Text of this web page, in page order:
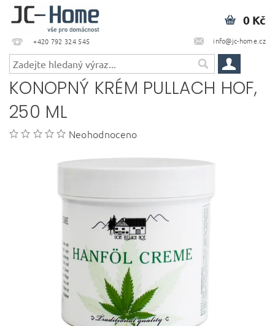
+420 792 324 545 info@jc-home.cz
0 Kč
KONOPNÝ KRÉM PULLACH HOF,
250 ML
Neohodnoceno